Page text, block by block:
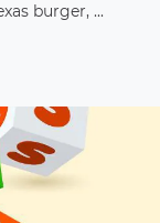
burger, ...